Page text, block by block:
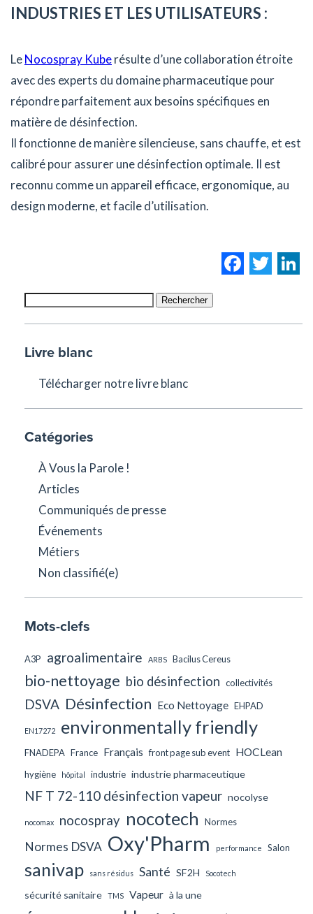
INDUSTRIES ET LES UTILISATEURS :
LeNocospray Kuberésulte d’une collaboration étroite
avec des experts du domaine pharmaceutique pour
répondre parfaitement aux besoins spécifiques en
matière de désinfection.
Il fonctionne de manière silencieuse, sans chauffe, et est
calibré pour assurer une désinfection optimale. Il est
reconnu comme un appareil efficace, ergonomique, au
design moderne, et facile d’utilisation.
Rechercher
Livre blanc
Télécharger notre livre blanc
Catégories
À Vous la Parole !
Articles
Communiqués de presse
Événements
Métiers
Non classifié(e)
Mots-clefs
A3P agroalimentaire ARBS Bacilus Cereus
bio-nettoyage bio désinfection collectivités
DSVA Désinfection Eco Nettoyage EHPAD
EN17272 environmentally friendly
FNADEPA France Français front page sub event HOCLean
hygiène hôpital industrie industrie pharmaceutique
NF T 72-110 désinfection vapeur nocolyse
nocomax nocospray nocotech Normes
Normes DSVA Oxy'Pharm performance Salon
sanivap sans résidus Santé SF2H Socotech
sécurité sanitaire TMS Vapeur à la une